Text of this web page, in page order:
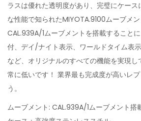
ラスは優れた透明度があり、完璧にケー
な性能で知られたMIYOTA.9100ムーブメ
CAL.939A/1ムーブメントを搭載すること
付、デイ/ナイト表示、ワールドタイム表
など、オリジナルのすべての機能を実現
常に低いです！ 業界最も完成度が高いレ
う。
ムーブメント: CAL.939A/1ムーブメント搭